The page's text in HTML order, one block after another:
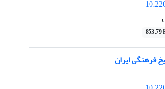
853.79
فرهنگی ایران